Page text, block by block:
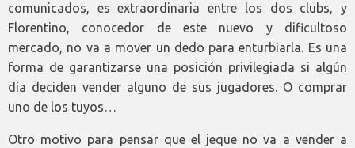
comunicados, es extraordinaria entre los dos clubs, y
Florentino, conocedor de este nuevo y dificultoso
mercado, no va a mover un dedo para enturbiarla. Es una
forma de garantizarse una posición privilegiada si algún
día deciden vender alguno de sus jugadores. O comprar
uno de los tuyos…
Otro motivo para pensar que el jeque no va a vender a